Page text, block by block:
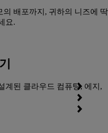
배포까지, 귀하의 니즈에 딱
요.
계된 클라우드 컴퓨팅, 에지,